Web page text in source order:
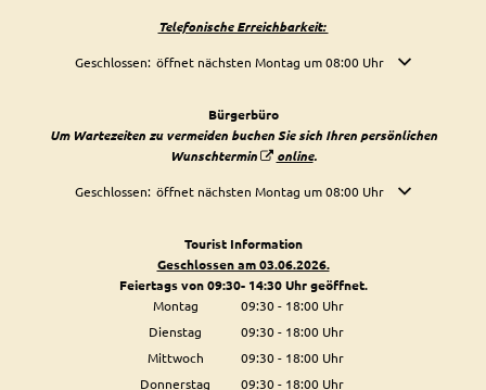
Telefonische Erreichbarkeit:
Klicken, um weitere Öffnungs- oder Schließzeiten auszublenden
Geschlossen: öffnet nächsten Montag um 08:00 Uhr
Bürgerbüro
Um Wartezeiten zu vermeiden buchen Sie sich Ihren persönlichen
Wunschtermin
online.
Klicken, um weitere Öffnungs- oder Schließzeiten auszublenden
Geschlossen: öffnet nächsten Montag um 08:00 Uhr
Tourist Information
Geschlossen am 03.06.2026.
Feiertags von 09:30- 14:30 Uhr geöffnet.
Montag
09:30- 18:00Uhr
Von 09:30 bis 18:00 Uhr
Dienstag 09:30- 18:00Uhr
Von 09:30 bis 18:00 Uhr
Mittwoch 09:30- 18:00Uhr
Von 09:30 bis 18:00 Uhr
Donnerstag 09:30- 18:00Uhr